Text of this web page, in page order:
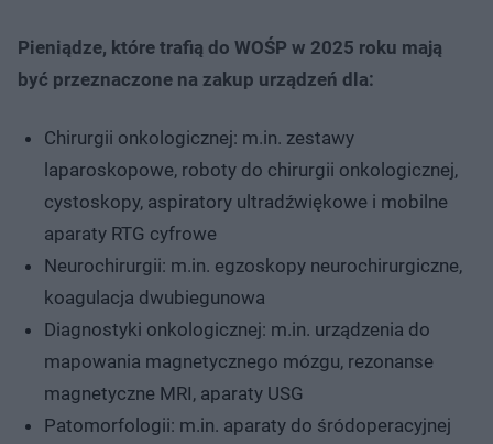
Pieniądze, które trafią do WOŚP w 2025 roku mają
być przeznaczone na zakup urządzeń dla:
Chirurgii onkologicznej: m.in. zestawy
laparoskopowe, roboty do chirurgii onkologicznej,
cystoskopy, aspiratory ultradźwiękowe i mobilne
aparaty RTG cyfrowe
Neurochirurgii: m.in. egzoskopy neurochirurgiczne,
koagulacja dwubiegunowa
Diagnostyki onkologicznej: m.in. urządzenia do
mapowania magnetycznego mózgu, rezonanse
magnetyczne MRI, aparaty USG
Patomorfologii: m.in. aparaty do śródoperacyjnej